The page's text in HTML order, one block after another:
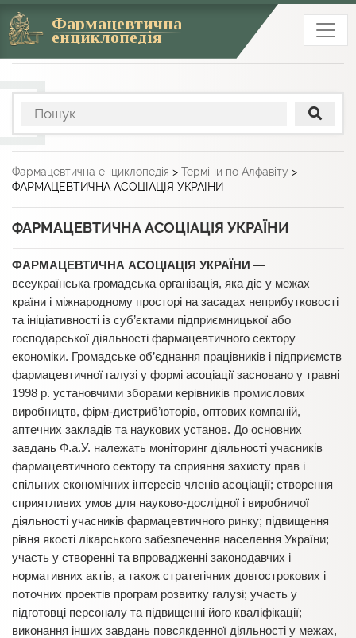
Фармацевтична
енциклопедія
Фармацевтична енциклопедія > Терміни по Алфавіту >
ФАРМАЦЕВТИЧНА АСОЦІАЦІЯ УКРАЇНИ
ФАРМАЦЕВТИЧНА АСОЦІАЦІЯ УКРАЇНИ
ФАРМАЦЕВТИЧНА АСОЦІАЦІЯ УКРАЇНИ —
всеукраїнська громадська організація, яка діє у межах
країни і міжнародному просторі на засадах неприбутковості
та ініціативності із суб’єктами підприємницької або
господарської діяльності фармацевтичного сектору
економіки. Громадське об’єднання працівників і підприємств
фармацевтичної галузі у формі асоціації засновано у травні
1998 р. установчими зборами керівників промислових
виробництв, фірм-дистриб’юторів, оптових компаній,
аптечних закладів та наукових установ. До основних
завдань Ф.а.У. належать моніторинг діяльності учасників
фармацевтичного сектору та сприяння захисту прав і
спільних економічних інтересів членів асоціації; створення
сприятливих умов для науково-дослідної і виробничої
діяльності учасників фармацевтичного ринку; підвищення
рівня якості лікарського забезпечення населення України;
участь у створенні та впровадженні законодавчих і
нормативних актів, а також стратегічних довгострокових і
поточних проектів програм розвитку галузі; участь у
підготовці персоналу та підвищенні його кваліфікації;
виконання інших завдань повсякденної діяльності у межах,